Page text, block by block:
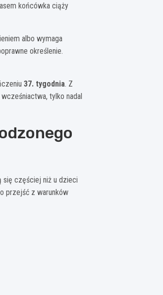
końcówka ciąży
albo wymaga
określenie.
37. tygodnia. Z
tylko nadal
się częściej niż u dzieci
przejść z warunków